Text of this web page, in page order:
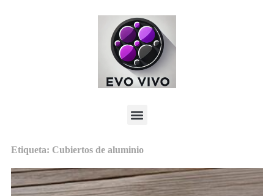
Etiqueta: Cubiertos de aluminio